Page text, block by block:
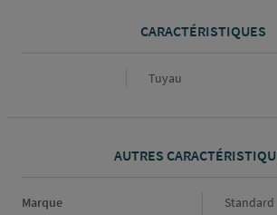
CARACTÉRISTIQUES
Tuyau
AUTRES
Marque Marque
Standard